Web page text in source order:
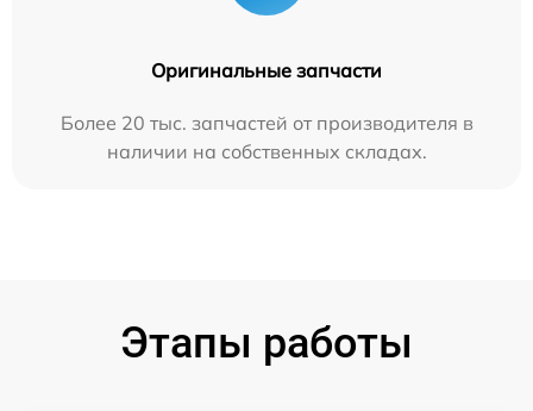
Оригинальные запчасти
Более 20 тыс. запчастей от производителя в
наличии на собственных складах.
Этапы работы